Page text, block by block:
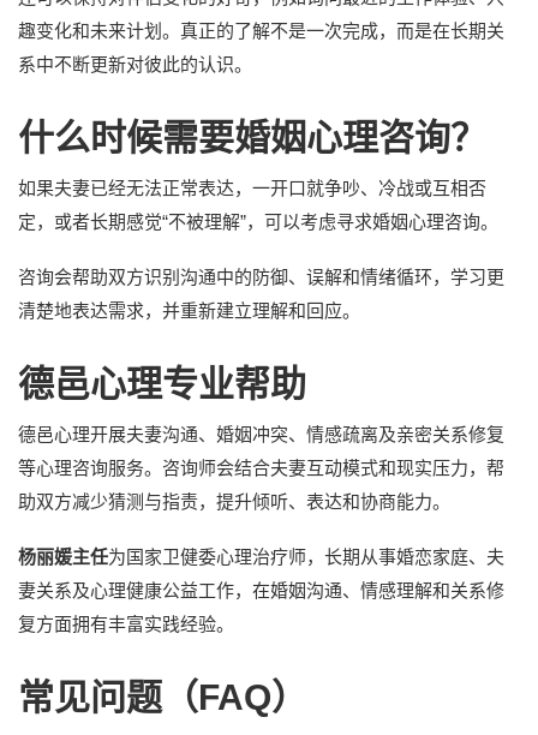
趣变化和未来计划。真正的了解不是一次完成，而是在长期关
系中不断更新对彼此的认识。
什么时候需要婚姻心理咨询？
如果夫妻已经无法正常表达，一开口就争吵、冷战或互相否
定，或者长期感觉“不被理解”，可以考虑寻求婚姻心理咨询。
咨询会帮助双方识别沟通中的防御、误解和情绪循环，学习更
清楚地表达需求，并重新建立理解和回应。
德邑心理专业帮助
德邑心理开展夫妻沟通、婚姻冲突、情感疏离及亲密关系修复
等心理咨询服务。咨询师会结合夫妻互动模式和现实压力，帮
助双方减少猜测与指责，提升倾听、表达和协商能力。
杨丽媛主任为国家卫健委心理治疗师，长期从事婚恋家庭、夫
妻关系及心理健康公益工作，在婚姻沟通、情感理解和关系修
复方面拥有丰富实践经验。
常见问题（FAQ）